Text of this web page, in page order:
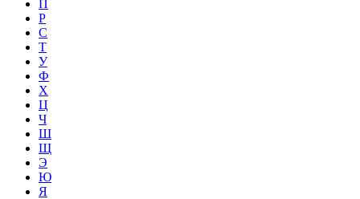
П
Р
С
Т
У
Ф
Х
Ц
Ч
Ш
Щ
Э
Ю
Я